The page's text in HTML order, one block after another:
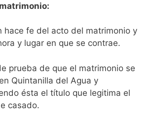
hace fe del acto del matrimonio y
y lugar en que se contrae.
prueba de que el matrimonio se
Quintanilla del Agua y
ésta el título que legitima el
casado.